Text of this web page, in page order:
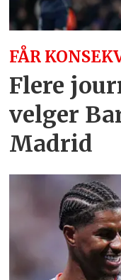
FÅR
Flere
velger
Madrid